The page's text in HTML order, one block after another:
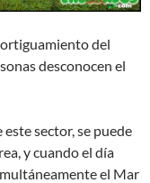
del
desconocen el
sector, se puede
y cuando el día
el Mar